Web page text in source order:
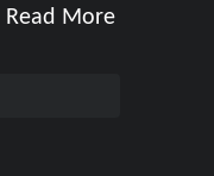
Read More